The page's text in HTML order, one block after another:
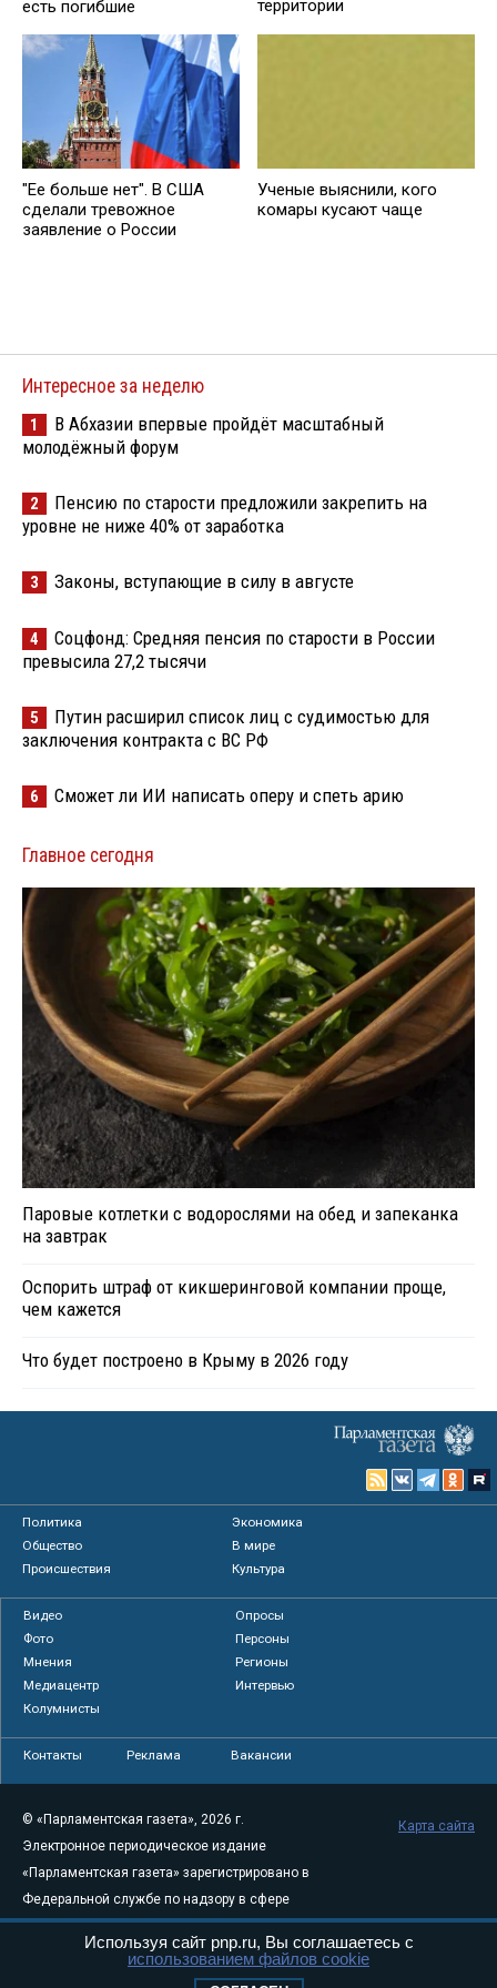
есть погибшие территории
"Ее больше нет". В США
сделали тревожное
заявление о России
Ученые выяснили, кого
комары кусают чаще
Интересное за неделю
1
В Абхазии впервые пройдёт масштабный
молодёжный форум
2
Пенсию по старости предложили закрепить на
уровне не ниже 40% от заработка
3 Законы, вступающие в силу в августе
4
Соцфонд: Средняя пенсия по старости в России
превысила 27,2 тысячи
5
Путин расширил список лиц с судимостью для
заключения контракта с ВС РФ
6 Сможет ли ИИ написать оперу и спеть арию
Главное сегодня
Паровые котлетки с водорослями на обед и запеканка
на завтрак
Оспорить штраф от кикшеринговой компании проще,
чем кажется
Что будет построено в Крыму в 2026 году
Политика
Экономика
Общество
В мире
Происшествия
Культура
Видео
Опросы
Фото
Персоны
Мнения
Регионы
Медиацентр
Интервью
Колумнисты
Контакты Реклама Вакансии
© «Парламентская газета», 2026 г.
Электронное периодическое издание
«Парламентская газета» зарегистрировано в
Федеральной службе по надзору в сфере
связи, информационных технологий и
массовых коммуникаций (Роскомнадзор) 05
Карта сайта
Используя сайт pnp.ru, Вы соглашаетесь с
использованием файлов cookie